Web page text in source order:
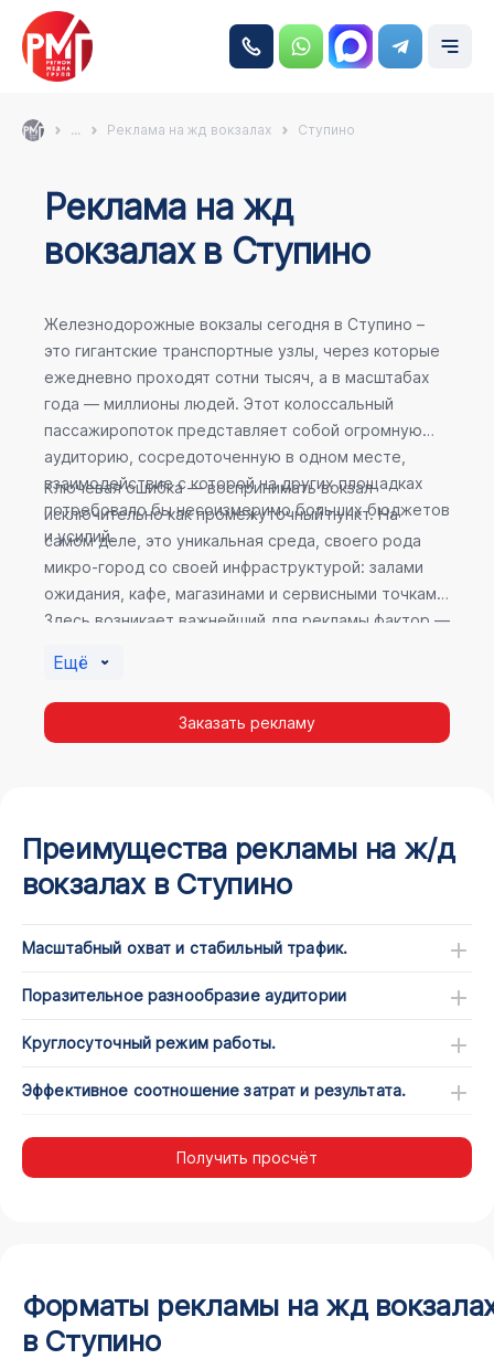
... Реклама на жд вокзалах Ступино
Реклама на жд
вокзалах в Ступино
Железнодорожные вокзалы сегодня в Ступино –
это гигантские транспортные узлы, через которые
ежедневно проходят сотни тысяч, а в масштабах
года — миллионы людей. Этот колоссальный
пассажиропоток представляет собой огромную
аудиторию, сосредоточенную в одном месте,
взаимодействие с которой на других площадках
потребовало бы несоизмеримо больших бюджетов
и усилий.
Ключевая ошибка — воспринимать вокзал
исключительно как промежуточный пункт. На
самом деле, это уникальная среда, своего рода
микро-город со своей инфраструктурой: залами
ожидания, кафе, магазинами и сервисными точками.
Здесь возникает важнейший для рекламы фактор —
пассажир максимально открыт для информации, а
его внимание не так рассеяно, как при беглом
просмотре постов в соцсетях.
Ещё
Заказать рекламу
Преимущества рекламы на ж/д
вокзалах в Ступино
Масштабный охват и стабильный трафик.
Поразительное разнообразие аудитории
Круглосуточный режим работы.
Эффективное соотношение затрат и результата.
Получить просчёт
Форматы рекламы на жд
в Ступино